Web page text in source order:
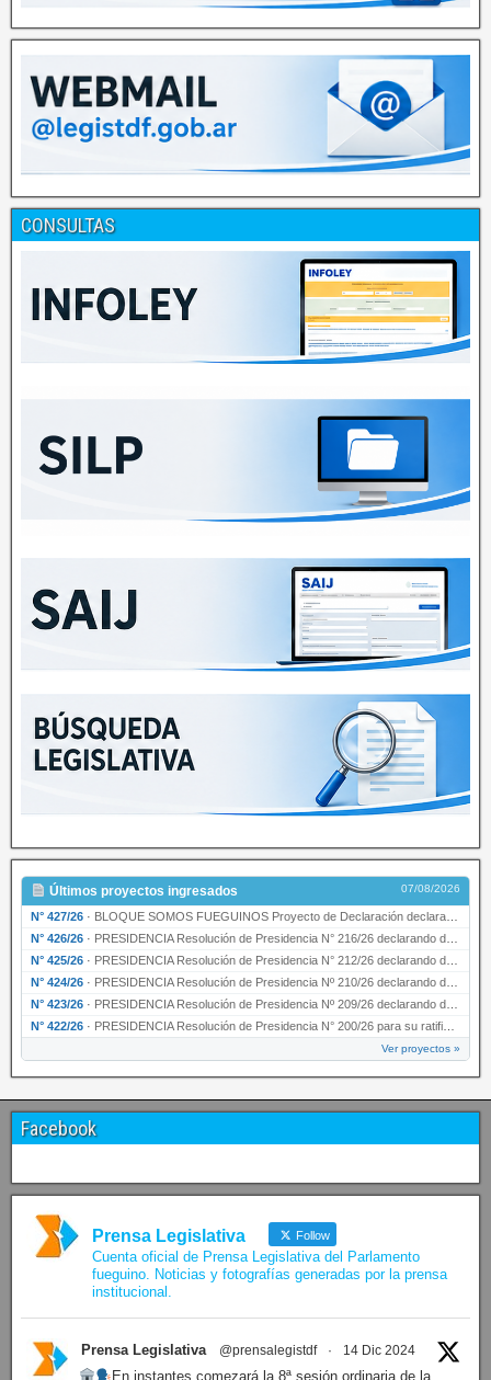
CONSULTAS
Últimos proyectos ingresados 07/08/2026
N° 427/26 · BLOQUE SOMOS FUEGUINOS Proyecto de Declaración declarando de interés provincial PRESIDENCI…
N° 426/26 · PRESIDENCIA Resolución de Presidencia N° 216/26 declarando de interés provincial la labor …
N° 425/26 · PRESIDENCIA Resolución de Presidencia N° 212/26 declarando de interés provincial el “50° A…
N° 424/26 · PRESIDENCIA Resolución de Presidencia Nº 210/26 declarando de interés provincial el proyec…
N° 423/26 · PRESIDENCIA Resolución de Presidencia Nº 209/26 declarando de interés provincial la presen…
N° 422/26 · PRESIDENCIA Resolución de Presidencia N° 200/26 para su ratificación.
Ver proyectos »
Facebook
Prensa Legislativa Follow
Cuenta oficial de Prensa Legislativa del Parlamento
fueguino. Noticias y fotografías generadas por la prensa
institucional.
Prensa Legislativa @prensalegistdf · 14 Dic 2024
En instantes comezará la 8ª sesión ordinaria de la